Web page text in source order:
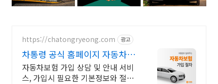
https://chatongryeong.com 광고
차통령 공식 홈페이지 자동차보
험 가입, 보험료견적
자동차보험 가입 상담 및 안내 서비
스, 가입시 필요한 기본정보와 절차